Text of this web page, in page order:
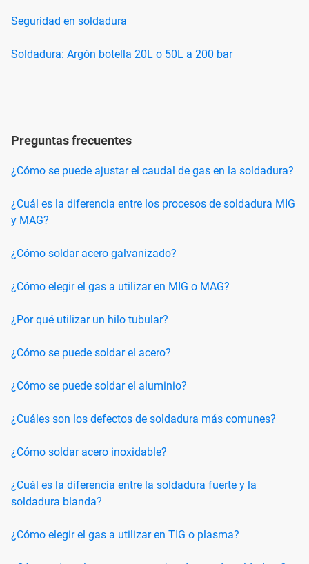
Seguridad en soldadura
Soldadura: Argón botella 20L o 50L a 200 bar
Preguntas frecuentes
¿Cómo se puede ajustar el caudal de gas en la soldadura?
¿Cuál es la diferencia entre los procesos de soldadura MIG
y MAG?
¿Cómo soldar acero galvanizado?
¿Cómo elegir el gas a utilizar en MIG o MAG?
¿Por qué utilizar un hilo tubular?
¿Cómo se puede soldar el acero?
¿Cómo se puede soldar el aluminio?
¿Cuáles son los defectos de soldadura más comunes?
¿Cómo soldar acero inoxidable?
¿Cuál es la diferencia entre la soldadura fuerte y la
soldadura blanda?
¿Cómo elegir el gas a utilizar en TIG o plasma?